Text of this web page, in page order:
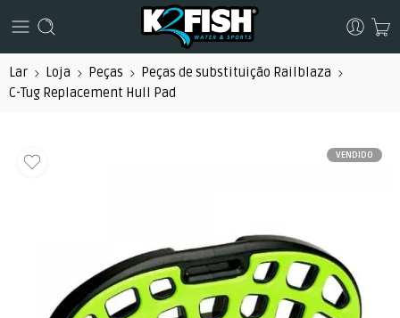
Lar Loja Peças
Peças de substituição Railblaza
C-Tug Replacement Hull Pad
VENDIDO